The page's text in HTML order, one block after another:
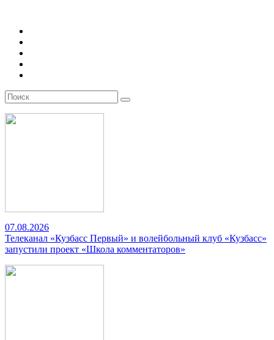
07.08.2026
Телеканал «Кузбасс Первый» и волейбольный клуб «Кузбасс»
запустили проект «Школа комментаторов»